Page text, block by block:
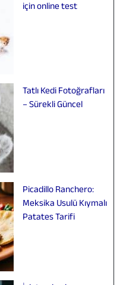
için online test
Tatlı Kedi Fotoğrafları
– Sürekli Güncel
Picadillo Ranchero:
Meksika Usulü Kıymalı
Patates Tarifi